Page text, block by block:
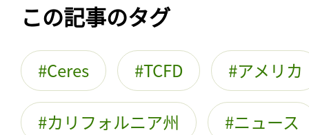
この記事のタグ
Ceres TCFD アメリカ
カリフォルニア州 ニュース